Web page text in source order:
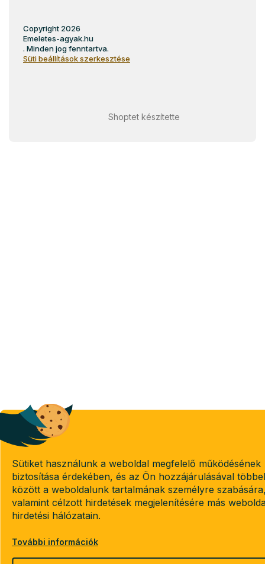
Sütiket használunk a weboldal megfelelő működésének
biztosítása érdekében, és az Ön hozzájárulásával
között a weboldalunk tartalmának személyre
valamint célzott hirdetések megjelenítésére más
hirdetési hálózatain.
További információk
Shoptet készítette
Copyright 2026
Emeletes-agyak.hu
. Minden jog fenntartva.
Süti beállítások szerkesztése